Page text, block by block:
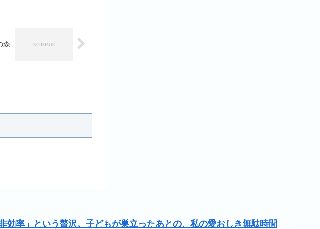
森
非効率」という贅沢。子どもが巣立ったあとの、私の愛おしき無駄時間